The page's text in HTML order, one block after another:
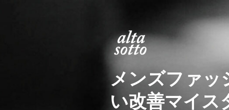
メンズファッ
い改善マイス